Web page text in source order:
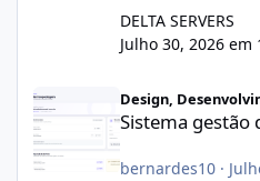
DELTA SERVERS
Julho 30, 2026 em
Design,
Sistema gestão
bernardes10·